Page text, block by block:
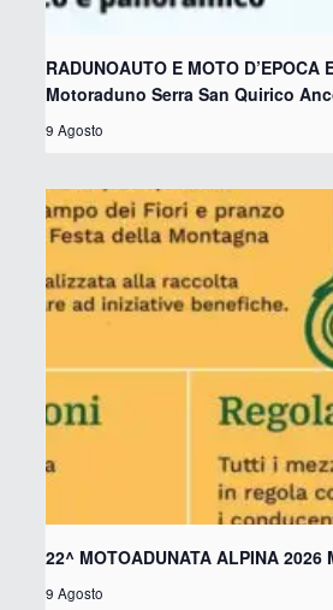
RADUNOAUTO E MOTO D’EPOCA
Motoraduno Serra San Quirico
9 Agosto
22^ MOTOADUNATA ALPINA
9 Agosto